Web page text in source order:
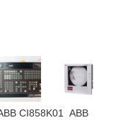
CI858K01 ABB